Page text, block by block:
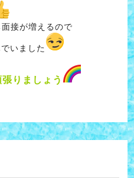
接が増えるので
いました
りましょう